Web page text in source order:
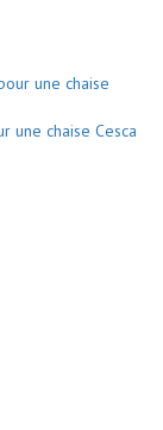
une chaise Cesca